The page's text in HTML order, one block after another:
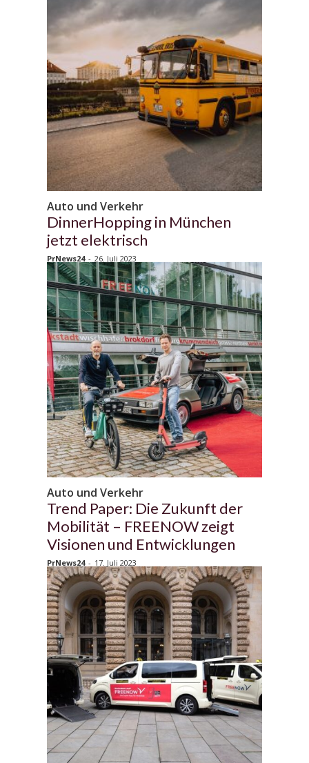
Auto und Verkehr
DinnerHopping in München
jetzt elektrisch
PrNews24 - 26. Juli 2023
Auto und Verkehr
Trend Paper: Die Zukunft der
Mobilität – FREENOW zeigt
Visionen und Entwicklungen
PrNews24 - 17. Juli 2023